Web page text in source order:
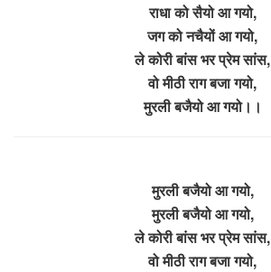
राधा को सैयो आ गयो,
जग को नचैयों आ गयो,
ले कोरी बांस भर प्रेम सांस,
वो मीठी राग बजा गयो,
मुरली बजैयो आ गयो।।
मुरली बजैयो आ गयो,
मुरली बजैयो आ गयो,
ले कोरी बांस भर प्रेम सांस,
वो मीठी राग बजा गयो,